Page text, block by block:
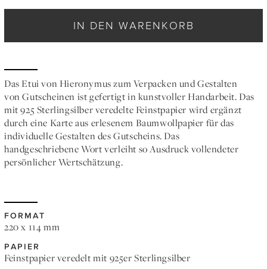
IN DEN WARENKORB
Das Etui von Hieronymus zum Verpacken und Gestalten
von Gutscheinen ist gefertigt in kunstvoller Handarbeit. Das
mit 925 Sterlingsilber veredelte Feinstpapier wird ergänzt
durch eine Karte aus erlesenem Baumwollpapier für das
individuelle Gestalten des Gutscheins. Das
handgeschriebene Wort verleiht so Ausdruck vollendeter
persönlicher Wertschätzung.
FORMAT
220 x 114 mm
PAPIER
Feinstpapier veredelt mit 925er Sterlingsilber